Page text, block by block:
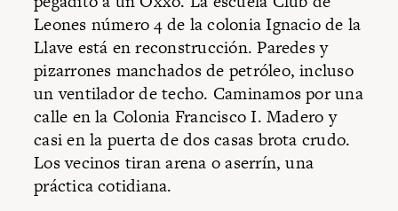
Leones número 4 de la colonia Ignacio de la
Llave está en reconstrucción. Paredes y
pizarrones manchados de petróleo, incluso
un ventilador de techo. Caminamos por una
calle en la Colonia Francisco I. Madero y
casi en la puerta de dos casas brota crudo.
Los vecinos tiran arena o aserrín, una
práctica cotidiana.